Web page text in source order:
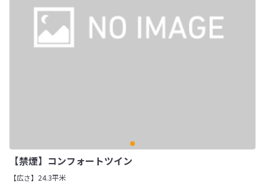
【禁煙】コンフォートツイン
【広さ】24.3平米